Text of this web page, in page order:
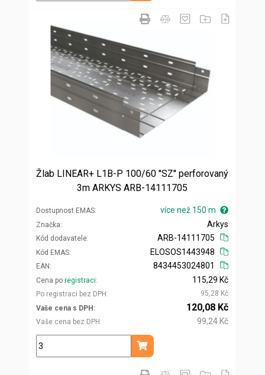
Žlab LINEAR+ L1B-P 100/60 ''SZ'' perforovaný
3m ARKYS ARB-14111705
Dostupnost EMAS více než 150 m
Značka
Kód dodavatele
Arkys
ARB-14111705
Kód EMAS
EAN
ELOSOS1443948
8434453024801
Cena po registraci
Po registraci bez DPH
115,29 Kč
95,28 Kč
Vaše cena s DPH
Vaše cena bez DPH
120,08 Kč
99,24 Kč
m
Přidat do košíku